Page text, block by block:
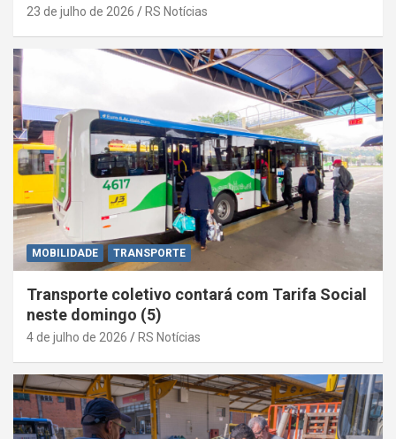
23 de julho de 2026 RS Notícias
MOBILIDADE TRANSPORTE
Transporte coletivo contará com Tarifa Social
neste domingo (5)
4 de julho de 2026 RS Notícias